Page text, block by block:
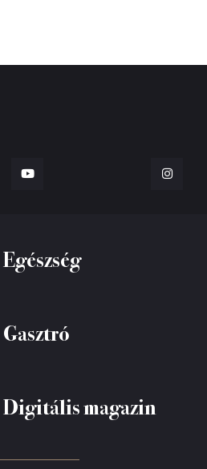
Egészség
Gasztró
Digitális magazin